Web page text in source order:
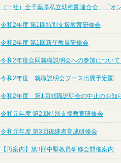
（一社）全千葉県私立幼稚園連合会 「オ
令和2年度 第1回特別支援教育研修会
令和2年度 第1回新任教員研修会
令和2年度合同就職説明会への参加につい
令和2年度 就職説明会ブース出展予定園
令和2年度 第1回就職説明会の中止のお知
令和元年度 第2回特別支援教育研修会
令和元年度 第3回後継者育成研修会
【再案内】第3回中堅教員研修会開催案内